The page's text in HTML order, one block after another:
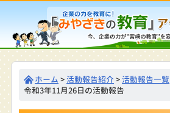
ホーム > 活動報告紹介 > 活動報告一覧
令和3年11月26日の活動報告